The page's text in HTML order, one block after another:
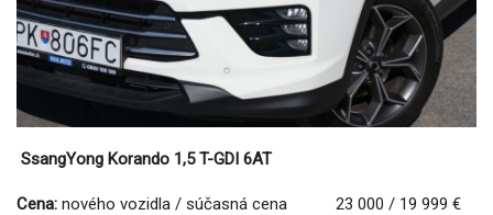
SsangYong Korando 1,5 T-GDI 6AT
Cena: nového vozidla / súčasná cena 23 000 / 19 999 €